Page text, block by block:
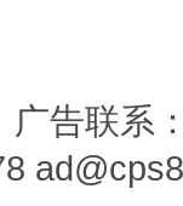
广告联系